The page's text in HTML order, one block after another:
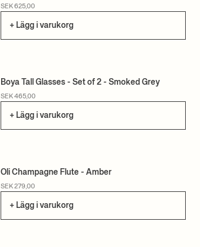
SEK 625,00
+ Lägg i varukorg
Boya Tall Glasses - Set of 2 - Smoked Grey
SEK 465,00
+ Lägg i varukorg
Oli Champagne Flute - Amber
SEK 279,00
+ Lägg i varukorg